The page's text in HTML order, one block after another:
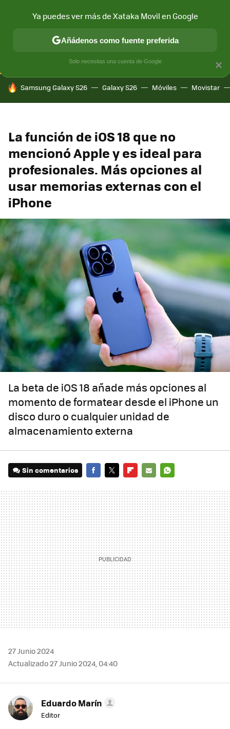
CONECTIVIDAD MÓVIL Y SOCIEDAD APLICACIONES
HOY SE HABLA DE
Samsung Galaxy S26 Galaxy S26 Móviles Movistar
La función de iOS 18 que no
mencionó Apple y es ideal para
profesionales. Más opciones al
usar memorias externas con el
iPhone
La beta de iOS 18 añade más opciones al
momento de formatear desde el iPhone un
disco duro o cualquier unidad de
almacenamiento externa
Sin comentarios
MAIL
27 Junio 2024
Actualizado 27 Junio 2024, 04:40
Eduardo Marín
Editor
×
Ya puedes ver más de Xataka Movil en Google
Añádenos como fuente preferida
Solo necesitas una cuenta de Google